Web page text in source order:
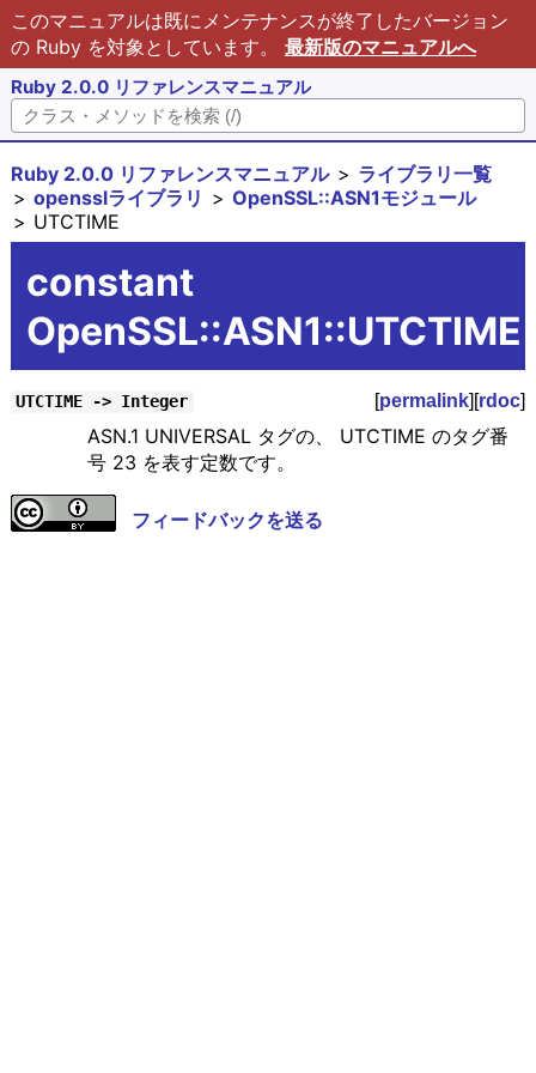
このマニュアルは既にメンテナンスが終了したバージョン
の Ruby を対象としています。 最新版のマニュアルへ
Ruby 2.0.0 リファレンスマニュアル
Ruby 2.0.0 リファレンスマニュアル
ライブラリ一覧
opensslライブラリ
OpenSSL::ASN1モジュール
UTCTIME
constant
OpenSSL::ASN1::UTCTIME
UTCTIME -> Integer [permalink][rdoc]
ASN.1 UNIVERSAL タグの、 UTCTIME のタグ番
号 23 を表す定数です。
フィードバックを送る